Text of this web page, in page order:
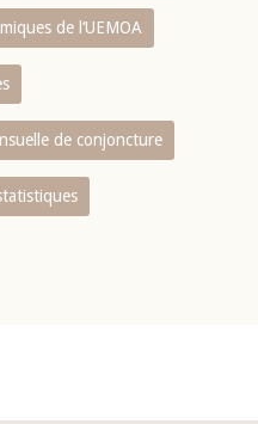
de l‘UEMOA
de conjoncture